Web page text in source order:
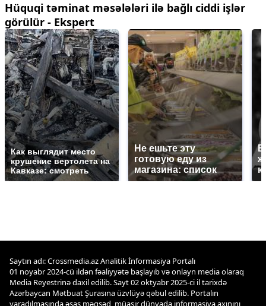
Hüquqi təminat məsələləri ilə bağlı ciddi işlər
görülür - Ekspert
Как выглядит место
крушение вертолета на
Кавказе: смотреть
Не ешьте эту
готовую еду из
магазина: список
В
Saytın adı: Crossmedia.az Analitik İnformasiya Portalı
01 noyabr 2024-cü ildən fəaliyyətə başlayıb və onlayn media olaraq
Media Reyestrinə daxil edilib. Sayt 02 oktyabr 2025-ci il tarixdə
Azərbaycan Mətbuat Şurasına üzvlüyə qəbul edilib. Portalın
yaradılmasında əsas məqsəd, müasir dünyada informasiya axınını